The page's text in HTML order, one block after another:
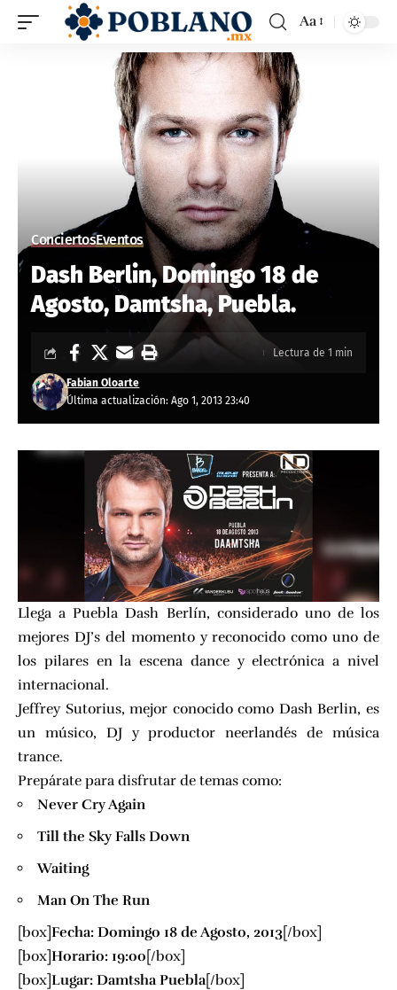
Aa
ConciertosEventos
Dash Berlin, Domingo 18 de
Agosto, Damtsha, Puebla.
Última actualización: Ago 1, 2013 23:40
Fabian Oloarte
Lectura de 1 min
Llega a Puebla Dash Berlín, considerado uno de los
mejores DJ’s del momento y reconocido como uno de
los pilares en la escena dance y electrónica a nivel
internacional.
Jeffrey Sutorius, mejor conocido como Dash Berlin, es
un músico, DJ y productor neerlandés de música
trance.
Prepárate para disfrutar de temas como:
Never Cry Again
Till the Sky Falls Down
Waiting
Man On The Run
[box]Fecha: Domingo 18 de Agosto, 2013[/box]
[box]Horario: 19:oo[/box]
[box]Lugar: Damtsha Puebla[/box]